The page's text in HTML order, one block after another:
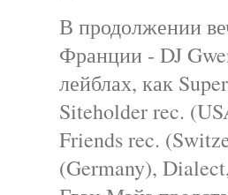
В продолжении
Франции - DJ
лейблах, как
Siteholder rec.
Friends rec.
(Germany),